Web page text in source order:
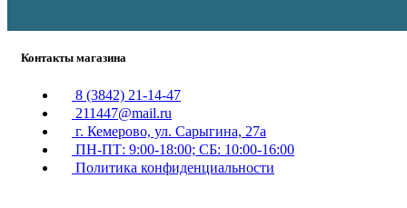
Контакты магазина
8 (3842) 21-14-47
211447@mail.ru
г. Кемерово, ул. Сарыгина, 27а
ПН-ПТ: 9:00-18:00; СБ: 10:00-16:00
Политика конфиденциальности